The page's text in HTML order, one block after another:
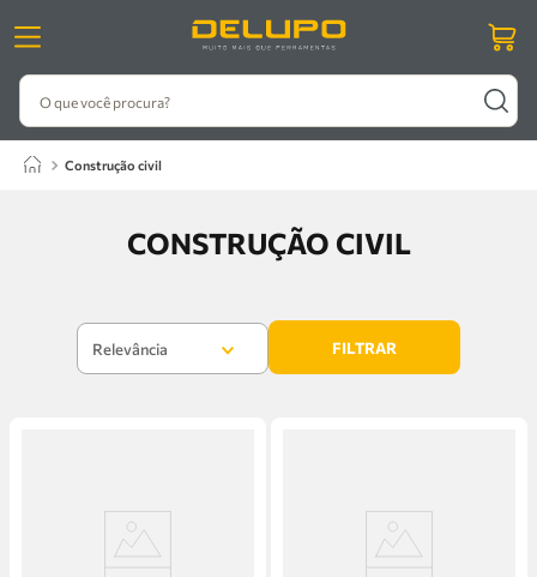
O que você procura?
construção civil
CONSTRUÇÃO CIVIL
Relevância FILTRAR